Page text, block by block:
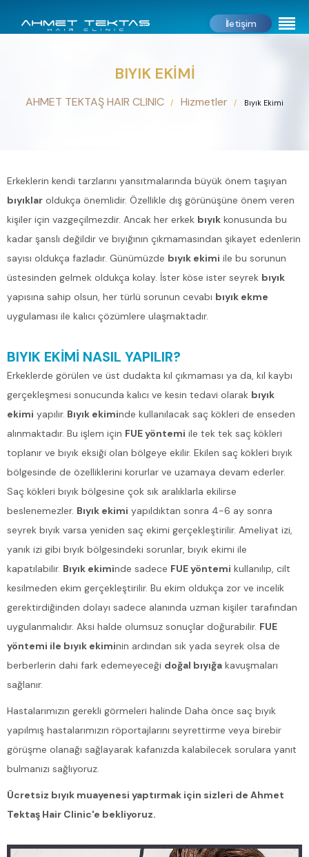
İletişim
BIYIK EKIMI
AHMET TEKTAŞ HAIR CLINIC Hizmetler Bıyık Ekimi
Erkeklerin kendi tarzlarını yansıtmalarında büyük önem taşıyan
bıyıklar oldukça önemlidir. Özellikle dış görünüşüne önem veren
kişiler için vazgeçilmezdir. Ancak her erkek bıyık konusunda bu
kadar şanslı değildir ve bıyığının çıkmamasından şikayet edenlerin
sayısı oldukça fazladır. Günümüzde bıyık ekimi ile bu sorunun
üstesinden gelmek oldukça kolay. İster köse ister seyrek bıyık
yapısına sahip olsun, her türlü sorunun cevabı bıyık ekme
uygulaması ile kalıcı çözümlere ulaşmaktadır.
BIYIK EKİMİ NASIL YAPILIR?
Erkeklerde görülen ve üst dudakta kıl çıkmaması ya da, kıl kaybı
gerçekleşmesi sonucunda kalıcı ve kesin tedavi olarak bıyık
ekimi yapılır. Bıyık ekiminde kullanılacak saç kökleri de enseden
alınmaktadır. Bu işlem için FUE yöntemi ile tek tek saç kökleri
toplanır ve bıyık eksiği olan bölgeye ekilir. Ekilen saç kökleri bıyık
bölgesinde de özelliklerini korurlar ve uzamaya devam ederler.
Saç kökleri bıyık bölgesine çok sık aralıklarla ekilirse
beslenemezler. Bıyık ekimi yapıldıktan sonra 4-6 ay sonra
seyrek bıyık varsa yeniden saç ekimi gerçekleştirilir. Ameliyat izi,
yanık izi gibi bıyık bölgesindeki sorunlar, bıyık ekimi ile
kapatılabilir. Bıyık ekiminde sadece FUE yöntemi kullanılıp, cilt
kesilmeden ekim gerçekleştirilir. Bu ekim oldukça zor ve incelik
gerektirdiğinden dolayı sadece alanında uzman kişiler tarafından
uygulanmalıdır. Aksi halde olumsuz sonuçlar doğurabilir. FUE
yöntemi ile bıyık ekiminin ardından sık yada seyrek olsa de
berberlerin dahi fark edemeyeceği doğal bıyığa kavuşmaları
sağlanır.
Hastalarımızın gerekli görmeleri halinde Daha önce saç bıyık
yapılmış hastalarımızın röportajlarını seyrettirme veya birebir
görüşme olanağı sağlayarak kafanızda kalabilecek sorulara yanıt
bulmanızı sağlıyoruz.
Ücretsiz bıyık muayenesi yaptırmak için sizleri de Ahmet
Tektaş Hair Clinic'e bekliyoruz.